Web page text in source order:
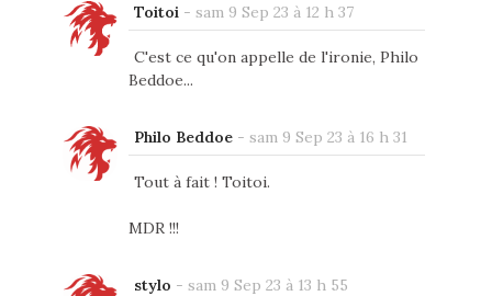
Toitoi - sam 9 Sep 23 à 12 h 37
C'est ce qu'on appelle de l'ironie, Philo
Beddoe...
Philo Beddoe- sam 9 Sep 23 à 16 h 31
Tout à fait ! Toitoi.
MDR !!!
stylo - sam 9 Sep 23 à 13 h 55